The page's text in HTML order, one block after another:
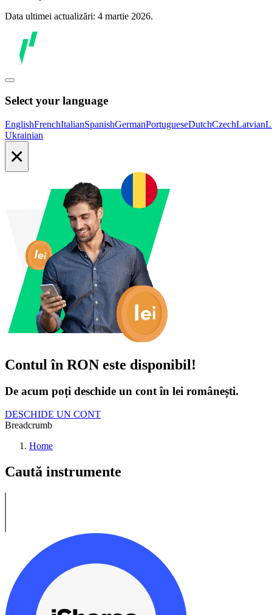
Data ultimei actualizări: 4 martie 2026.
Select your language
EnglishFrenchItalianSpanishGermanPortugueseDutchCzechLatvian
Ukrainian
×
Contul în RON este disponibil!
De acum poți deschide un cont în lei românești.
DESCHIDE UN CONT
Breadcrumb
Home
Caută instrumente